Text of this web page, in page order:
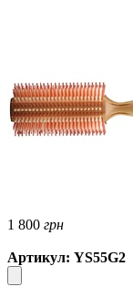
1 800 грн
Артикул: YS55G2